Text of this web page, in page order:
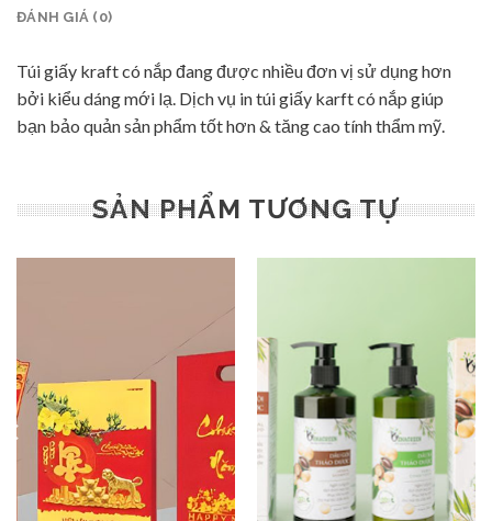
ĐÁNH GIÁ (0)
Túi giấy kraft có nắp đang được nhiều đơn vị sử dụng hơn
bởi kiểu dáng mới lạ. Dịch vụ in túi giấy karft có nắp giúp
bạn bảo quản sản phẩm tốt hơn & tăng cao tính thẩm mỹ.
SẢN PHẨM TƯƠNG TỰ